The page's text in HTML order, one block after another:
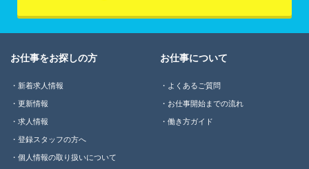
お仕事をお探しの方
新着求人情報
更新情報
求人情報
登録スタッフの方へ
個人情報の取り扱いについて
お仕事について
よくあるご質問
お仕事開始までの流れ
働き方ガイド